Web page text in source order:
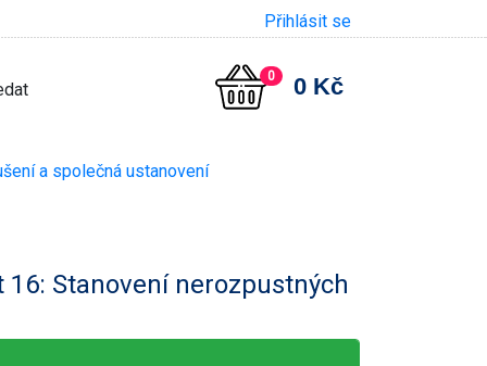
Přihlásit se
0 0 Kč
a společná ustanovení
Stanovení nerozpustných